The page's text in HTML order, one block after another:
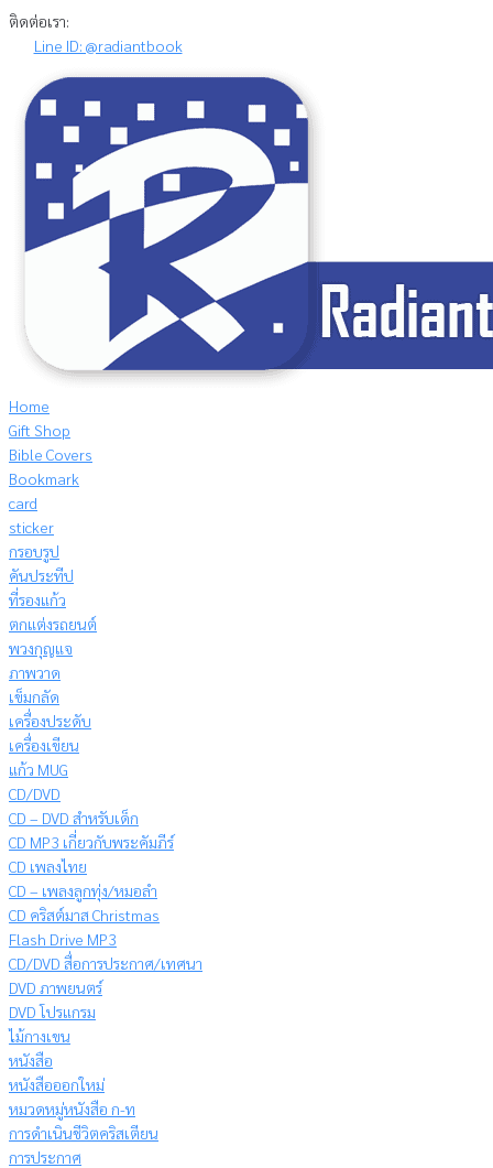
Skip
ติดต่อเรา:
Line ID: @radiantbook
Home
Gift Shop
Bible Covers
Bookmark
card
sticker
กรอบรูป
คันประทีป
ที่รองแก้ว
ตกแต่งรถยนต์
พวงกุญแจ
ภาพวาด
เข็มกลัด
เครื่องประดับ
เครื่องเขียน
แก้ว MUG
CD/DVD
CD – DVD สำหรับเด็ก
CD MP3 เกี่ยวกับพระคัมภีร์
CD เพลงไทย
CD – เพลงลูกทุ่ง/หมอลำ
CD คริสต์มาส Christmas
Flash Drive MP3
CD/DVD สื่อการประกาศ/เทศนา
DVD ภาพยนตร์
DVD โปรแกรม
ไม้กางเขน
หนังสือ
หนังสือออกใหม่
หมวดหมู่หนังสือ ก-ท
การดำเนินชีวิตคริสเตียน
การประกาศ